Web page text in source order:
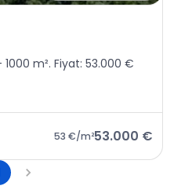
1000 m². Fiyat: 53.000 €
53 €/m²53.000 €